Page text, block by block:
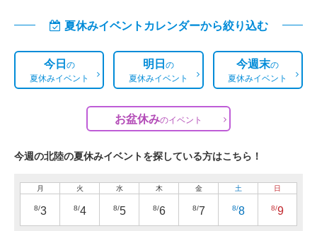
夏休みイベントカレンダーから絞り込む
今日の
夏休みイベント
明日の
夏休みイベント
今週末の
夏休みイベント
お盆休みのイベント
今週の北陸の夏休みイベントを探している方はこちら！
月
8/3
火
8/4
水
8/5
木
8/6
金
8/7
土
8/8
日
8/9